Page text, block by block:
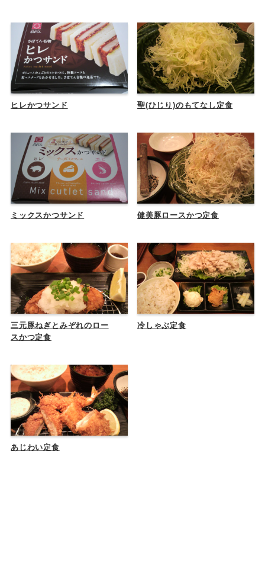
ヒレかつサンド 聖(ひじり)のもてなし定食
ミックスかつサンド 健美豚ロースかつ定食
三元豚ねぎとみぞれのロー
スかつ定食
冷しゃぶ定食
あじわい定食